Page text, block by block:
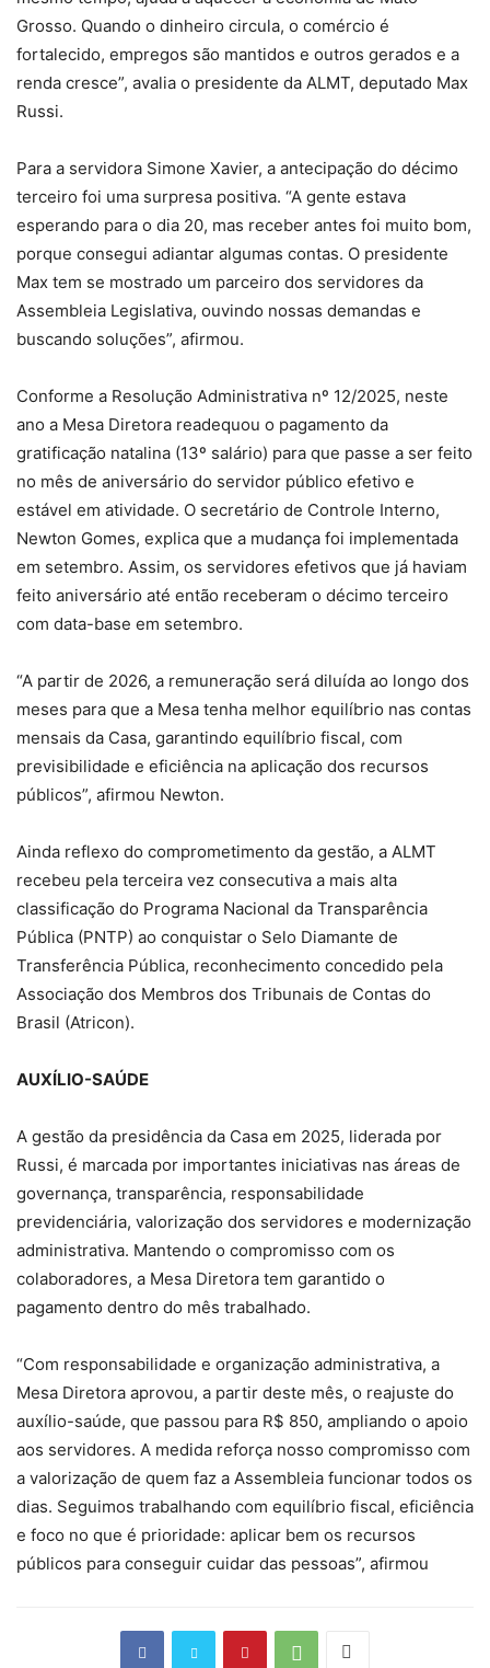
Grosso. Quando o dinheiro circula, o comércio é
fortalecido, empregos são mantidos e outros gerados e a
renda cresce”, avalia o presidente da ALMT, deputado Max
Russi.
Para a servidora Simone Xavier, a antecipação do décimo
terceiro foi uma surpresa positiva. “A gente estava
esperando para o dia 20, mas receber antes foi muito bom,
porque consegui adiantar algumas contas. O presidente
Max tem se mostrado um parceiro dos servidores da
Assembleia Legislativa, ouvindo nossas demandas e
buscando soluções”, afirmou.
Conforme a Resolução Administrativa nº 12/2025, neste
ano a Mesa Diretora readequou o pagamento da
gratificação natalina (13º salário) para que passe a ser feito
no mês de aniversário do servidor público efetivo e
estável em atividade. O secretário de Controle Interno,
Newton Gomes, explica que a mudança foi implementada
em setembro. Assim, os servidores efetivos que já haviam
feito aniversário até então receberam o décimo terceiro
com data-base em setembro.
“A partir de 2026, a remuneração será diluída ao longo dos
meses para que a Mesa tenha melhor equilíbrio nas contas
mensais da Casa, garantindo equilíbrio fiscal, com
previsibilidade e eficiência na aplicação dos recursos
públicos”, afirmou Newton.
Ainda reflexo do comprometimento da gestão, a ALMT
recebeu pela terceira vez consecutiva a mais alta
classificação do Programa Nacional da Transparência
Pública (PNTP) ao conquistar o Selo Diamante de
Transferência Pública, reconhecimento concedido pela
Associação dos Membros dos Tribunais de Contas do
Brasil (Atricon).
AUXÍLIO-SAÚDE
A gestão da presidência da Casa em 2025, liderada por
Russi, é marcada por importantes iniciativas nas áreas de
governança, transparência, responsabilidade
previdenciária, valorização dos servidores e modernização
administrativa. Mantendo o compromisso com os
colaboradores, a Mesa Diretora tem garantido o
pagamento dentro do mês trabalhado.
“Com responsabilidade e organização administrativa, a
Mesa Diretora aprovou, a partir deste mês, o reajuste do
auxílio-saúde, que passou para R$ 850, ampliando o apoio
aos servidores. A medida reforça nosso compromisso com
a valorização de quem faz a Assembleia funcionar todos os
dias. Seguimos trabalhando com equilíbrio fiscal, eficiência
e foco no que é prioridade: aplicar bem os recursos
públicos para conseguir cuidar das pessoas”, afirmou